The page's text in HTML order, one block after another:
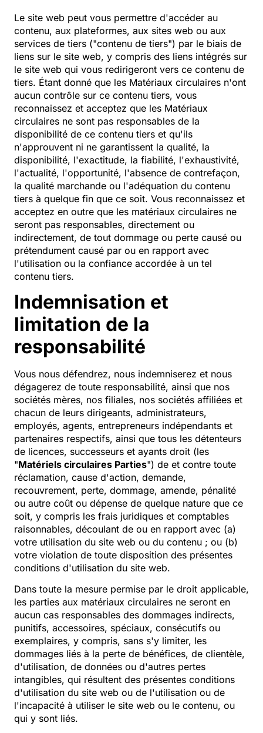
Le site web peut vous permettre d'accéder au
contenu, aux plateformes, aux sites web ou aux
services de tiers ("contenu de tiers") par le biais de
liens sur le site web, y compris des liens intégrés sur
le site web qui vous redirigeront vers ce contenu de
tiers. Étant donné que les Matériaux circulaires n'ont
aucun contrôle sur ce contenu tiers, vous
reconnaissez et acceptez que les Matériaux
circulaires ne sont pas responsables de la
disponibilité de ce contenu tiers et qu'ils
n'approuvent ni ne garantissent la qualité, la
disponibilité, l'exactitude, la fiabilité, l'exhaustivité,
l'actualité, l'opportunité, l'absence de contrefaçon,
la qualité marchande ou l'adéquation du contenu
tiers à quelque fin que ce soit. Vous reconnaissez et
acceptez en outre que les matériaux circulaires ne
seront pas responsables, directement ou
indirectement, de tout dommage ou perte causé ou
prétendument causé par ou en rapport avec
l'utilisation ou la confiance accordée à un tel
contenu tiers.
Indemnisation et
limitation de la
responsabilité
Vous nous défendrez, nous indemniserez et nous
dégagerez de toute responsabilité, ainsi que nos
sociétés mères, nos filiales, nos sociétés affiliées et
chacun de leurs dirigeants, administrateurs,
employés, agents, entrepreneurs indépendants et
partenaires respectifs, ainsi que tous les détenteurs
de licences, successeurs et ayants droit (les
"Matériels circulaires Parties") de et contre toute
réclamation, cause d'action, demande,
recouvrement, perte, dommage, amende, pénalité
ou autre coût ou dépense de quelque nature que ce
soit, y compris les frais juridiques et comptables
raisonnables, découlant de ou en rapport avec (a)
votre utilisation du site web ou du contenu ; ou (b)
votre violation de toute disposition des présentes
conditions d'utilisation du site web.
Dans toute la mesure permise par le droit applicable,
les parties aux matériaux circulaires ne seront en
aucun cas responsables des dommages indirects,
punitifs, accessoires, spéciaux, consécutifs ou
exemplaires, y compris, sans s'y limiter, les
dommages liés à la perte de bénéfices, de clientèle,
d'utilisation, de données ou d'autres pertes
intangibles, qui résultent des présentes conditions
d'utilisation du site web ou de l'utilisation ou de
l'incapacité à utiliser le site web ou le contenu, ou
qui y sont liés.